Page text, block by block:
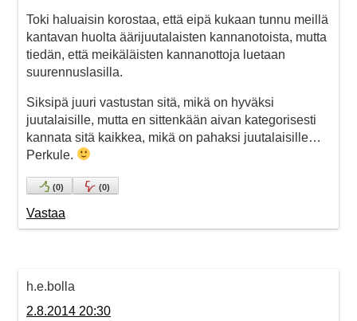
Toki haluaisin korostaa, että eipä kukaan tunnu meillä
kantavan huolta äärijuutalaisten kannanotoista, mutta
tiedän, että meikäläisten kannanottoja luetaan
suurennuslasilla.
Siksipä juuri vastustan sitä, mikä on hyväksi
juutalaisille, mutta en sittenkään aivan kategorisesti
kannata sitä kaikkea, mikä on pahaksi juutalaisille…
Perkule.
(0) (0)
Vastaa
h.e.bolla
2.8.2014 20:30